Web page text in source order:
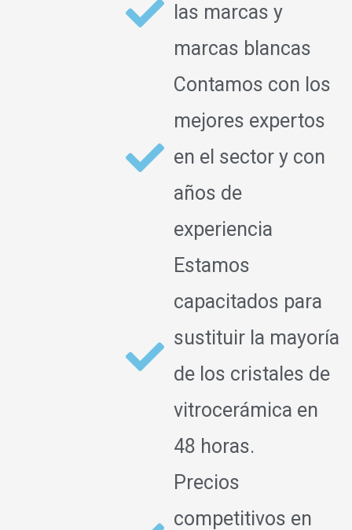
las marcas y
marcas blancas
Contamos con los
mejores expertos
en el sector y con
años de
experiencia
Estamos
capacitados para
sustituir la mayoría
de los cristales de
vitrocerámica en
48 horas.
Precios
competitivos en